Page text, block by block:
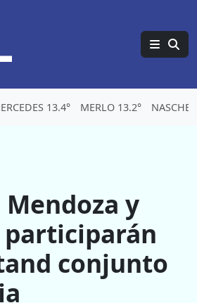
13.4° MERLO 13.2°
Mendoza y
participarán
conjunto